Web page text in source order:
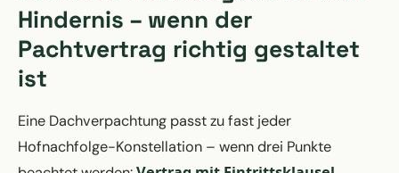
Hindernis – wenn der
Pachtvertrag richtig gestaltet
ist
Eine Dachverpachtung passt zu fast jeder
Hofnachfolge-Konstellation – wenn drei Punkte